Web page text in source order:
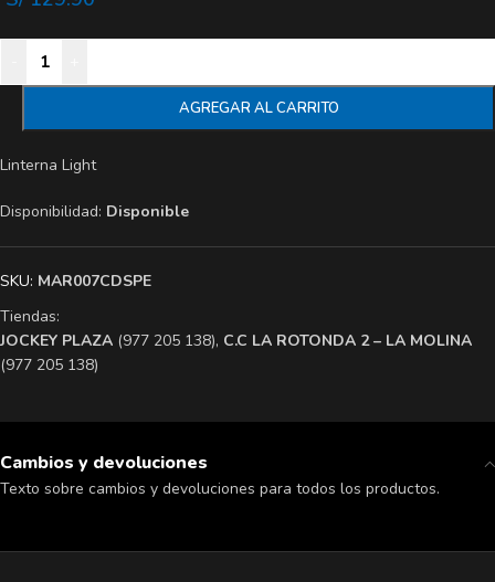
AGREGAR AL CARRITO
Linterna Light
Disponibilidad: Disponible
SKU: MAR007CDSPE
Tiendas:
​JOCKEY PLAZA (977 205 138), ​C.C LA ROTONDA 2 – LA MOLINA
(977 205 138)
Cambios y devoluciones
Texto sobre cambios y devoluciones para todos los productos.